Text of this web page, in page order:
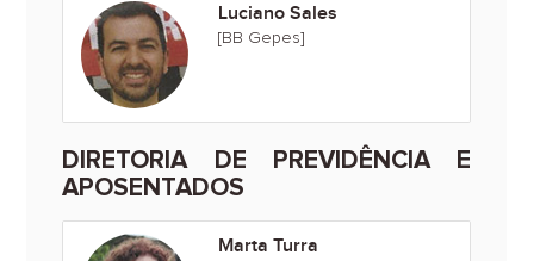
Luciano Sales
[BB Gepes]
DIRETORIA DE PREVIDÊNCIA E
APOSENTADOS
Marta Turra